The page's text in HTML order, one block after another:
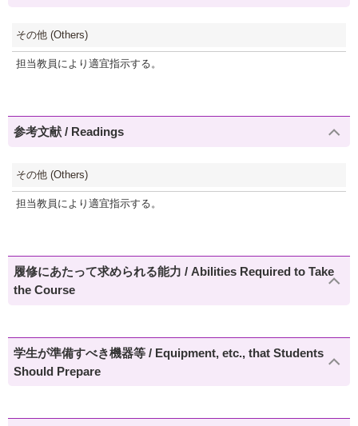
その他 (Others)
担当教員により適宜指示する。
参考文献 / Readings
その他 (Others)
担当教員により適宜指示する。
履修にあたって求められる能力 / Abilities Required to Take
the Course
学生が準備すべき機器等 / Equipment, etc., that Students
Should Prepare